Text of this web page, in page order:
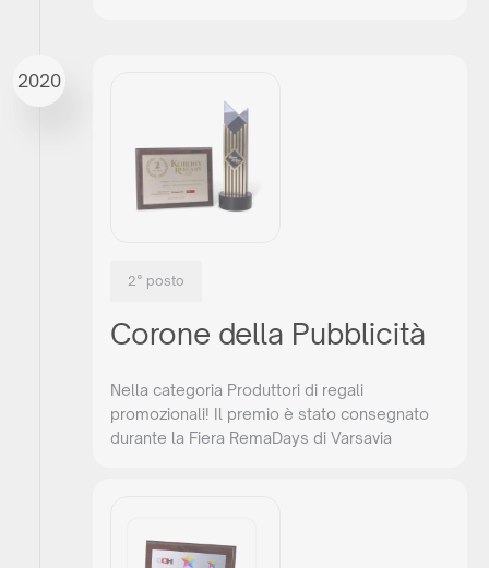
2021
2020
2° posto
Corone della Pubblicità
Nella categoria Produttori di regali
promozionali! Il premio è stato consegnato
durante la Fiera RemaDays di Varsavia